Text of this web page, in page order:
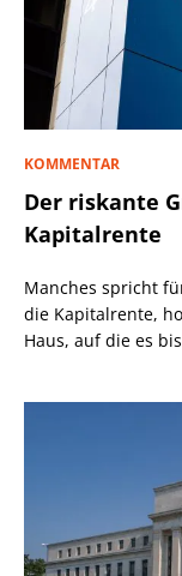
KOMMENTAR
Der riskante
Kapitalrente
Manches spricht
die Kapitalrente,
Haus, auf die es